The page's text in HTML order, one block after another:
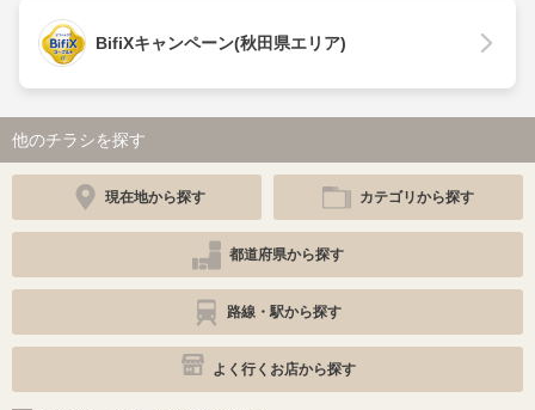
BifiXキャンペーン(秋田県エリア)
他のチラシを探す
現在地から探す カテゴリから探す
都道府県から探す
路線・駅から探す
よく行くお店から探す